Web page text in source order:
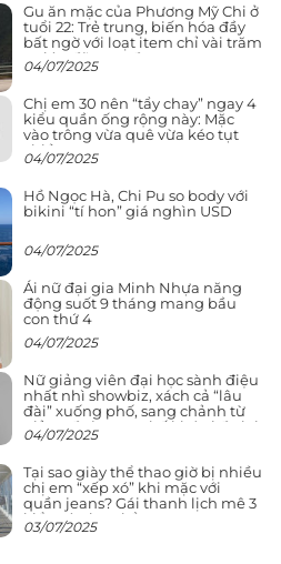
Gu ăn mặc của Phương Mỹ Chi ở
tuổi 22: Trẻ trung, biến hóa đầy
bất ngờ với loạt item chỉ vài trăm
nghìn đã mua được
04/07/2025
Chị em 30 nên “tẩy chay” ngay 4
kiểu quần ống rộng này: Mặc
vào trông vừa quê vừa kéo tụt
chiều cao
04/07/2025
Hồ Ngọc Hà, Chi Pu so body với
bikini “tí hon” giá nghìn USD
04/07/2025
Ái nữ đại gia Minh Nhựa năng
động suốt 9 tháng mang bầu
con thứ 4
04/07/2025
Nữ giảng viên đại học sành điệu
nhất nhì showbiz, xách cả “lâu
đài” xuống phố, sang chảnh từ
giảng đường ra phố khó ai đọ lại
04/07/2025
Tại sao giày thể thao giờ bị nhiều
chị em “xếp xó” khi mặc với
quần jeans? Gái thanh lịch mê 3
kiểu này hơn hẳn
03/07/2025